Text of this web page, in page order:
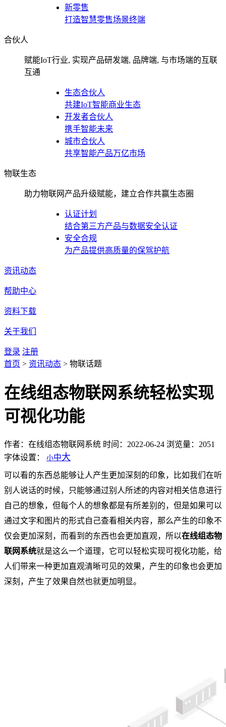
新零售
打造智慧零售场景终端
合伙人
赋能IoT行业, 实现产品研发端, 品牌端, 与市场端的互联
互通
生态合伙人
共建IoT智能商业生态
开发者合伙人
携手智能未来
城市合伙人
共享智能产品万亿市场
物联生态
助力物联网产品升级赋能，建立合作共赢生态圈
认证计划
结合第三方产品与数据安全认证
安全合规
为产品提供高质量的保驾护航
资讯动态
帮助中心
资料下载
关于我们
登录 注册
首页 > 资讯动态 > 物联话题
在线组态物联网系统轻松实现
可视化功能
作者：在线组态物联网系统 时间：2022-06-24 浏览量：2051
字体设置： 小中大
可以看的东西总能够让人产生更加深刻的印象，比如我们在听
别人说话的时候，只能够通过别人所述的内容对相关信息进行
自己的想象，但每个人的想象都是有所差别的，但是如果可以
通过文字和图片的形式自己查看相关内容，那么产生的印象不
仅会更加深刻，而看到的东西也会更加直观，所以在线组态物
联网系统就是这么一个道理，它可以轻松实现可视化功能，给
人们带来一种更加直观清晰可见的效果，产生的印象也会更加
深刻，产生了效果自然也就更加明显。